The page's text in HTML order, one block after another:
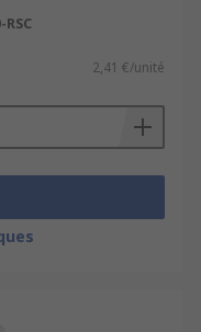
base d'alcool
?
2,41 €/unité